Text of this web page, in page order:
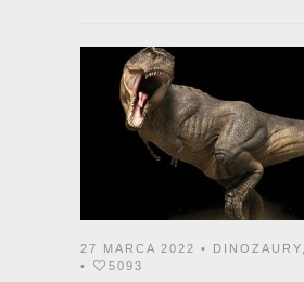
27 MARCA 2022 • DINOZAURY
•
5093